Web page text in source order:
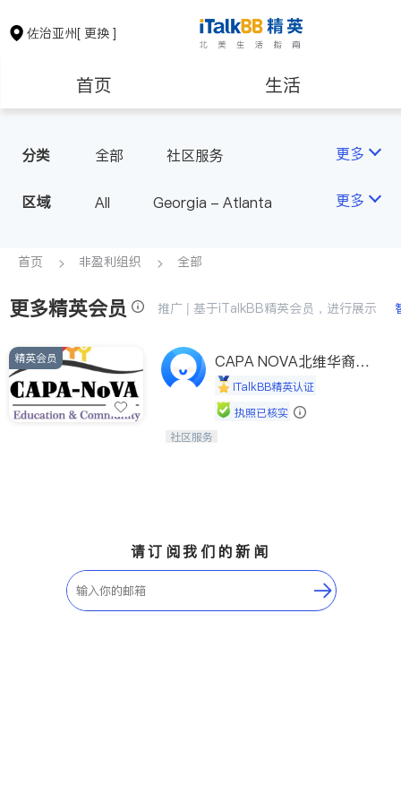
佐治亚州[ 更换 ]
首页 生活
房地产租售 银行贷款
建筑装修
养老 非盈利组织
分类 全部 社区服务 更多
区域 All Georgia - Atlanta 更多
首页 非盈利组织 全部
更多精英会员 推广 | 基于iTalkBB精英会员，进行展示
精英会员
CAPA NOVA北维华裔家
长会iTalkBB精英认证
执照已核实
连接家长与社会，赋能孩子与下一代，
社区服务
请订阅我们的新闻